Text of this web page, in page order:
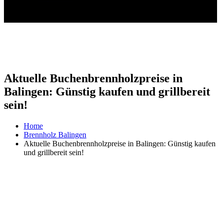
Aktuelle Buchenbrennholzpreise in
Balingen: Günstig kaufen und grillbereit
sein!
Home
Brennholz Balingen
Aktuelle Buchenbrennholzpreise in Balingen: Günstig kaufen
und grillbereit sein!